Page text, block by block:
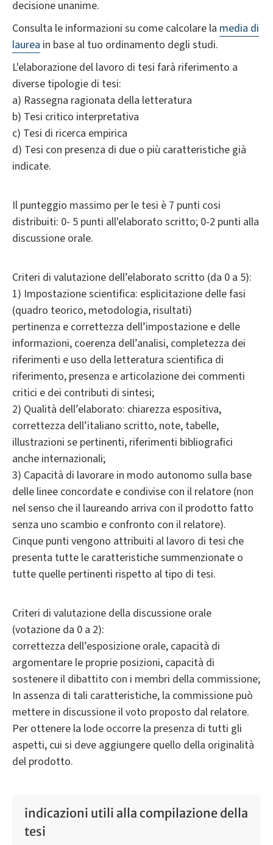
decisione unanime.
Consulta le informazioni su come calcolare la media di
laurea in base al tuo ordinamento degli studi.
L'elaborazione del lavoro di tesi farà riferimento a
diverse tipologie di tesi:
a) Rassegna ragionata della letteratura
b) Tesi critico interpretativa
c) Tesi di ricerca empirica
d) Tesi con presenza di due o più caratteristiche già
indicate.
Il punteggio massimo per le tesi è 7 punti cosi
distribuiti: 0- 5 punti all'elaborato scritto; 0-2 punti alla
discussione orale.
Criteri di valutazione dell’elaborato scritto (da 0 a 5):
1) Impostazione scientifica: esplicitazione delle fasi
(quadro teorico, metodologia, risultati)
pertinenza e correttezza dell’impostazione e delle
informazioni, coerenza dell’analisi, completezza dei
riferimenti e uso della letteratura scientifica di
riferimento, presenza e articolazione dei commenti
critici e dei contributi di sintesi;
2) Qualità dell’elaborato: chiarezza espositiva,
correttezza dell’italiano scritto, note, tabelle,
illustrazioni se pertinenti, riferimenti bibliografici
anche internazionali;
3) Capacità di lavorare in modo autonomo sulla base
delle linee concordate e condivise con il relatore (non
nel senso che il laureando arriva con il prodotto fatto
senza uno scambio e confronto con il relatore).
Cinque punti vengono attribuiti al lavoro di tesi che
presenta tutte le caratteristiche summenzionate o
tutte quelle pertinenti rispetto al tipo di tesi.
Criteri di valutazione della discussione orale
(votazione da 0 a 2):
correttezza dell’esposizione orale, capacità di
argomentare le proprie posizioni, capacità di
sostenere il dibattito con i membri della commissione;
In assenza di tali caratteristiche, la commissione può
mettere in discussione il voto proposto dal relatore.
Per ottenere la lode occorre la presenza di tutti gli
aspetti, cui si deve aggiungere quello della originalità
del prodotto.
indicazioni utili alla compilazione della
tesi